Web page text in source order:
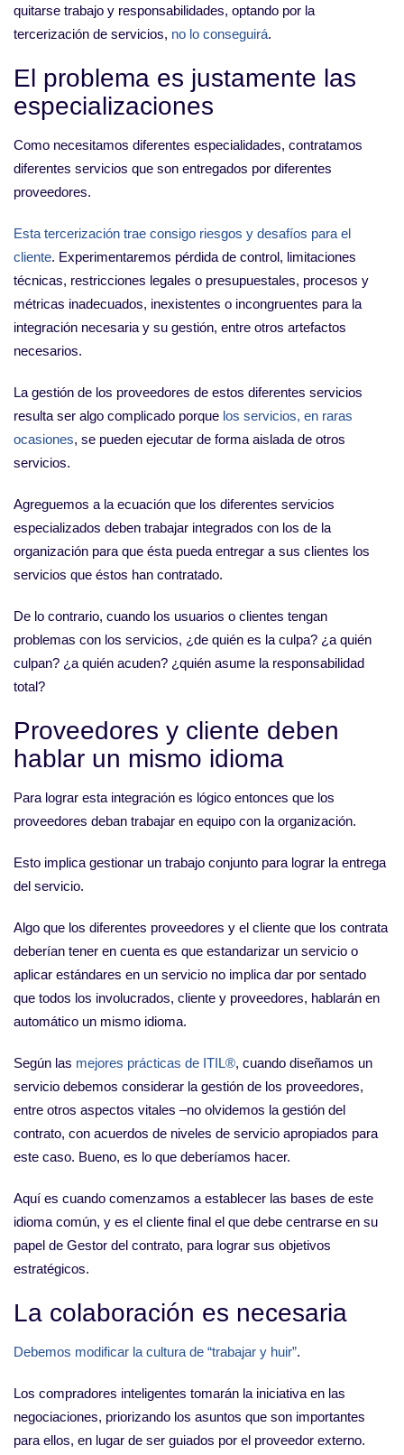
quitarse trabajo y responsabilidades, optando por la
tercerización de servicios, no lo conseguirá.
El problema es justamente las
especializaciones
Como necesitamos diferentes especialidades, contratamos
diferentes servicios que son entregados por diferentes
proveedores.
Esta tercerización trae consigo riesgos y desafíos para el
cliente. Experimentaremos pérdida de control, limitaciones
técnicas, restricciones legales o presupuestales, procesos y
métricas inadecuados, inexistentes o incongruentes para la
integración necesaria y su gestión, entre otros artefactos
necesarios.
La gestión de los proveedores de estos diferentes servicios
resulta ser algo complicado porque los servicios, en raras
ocasiones, se pueden ejecutar de forma aislada de otros
servicios.
Agreguemos a la ecuación que los diferentes servicios
especializados deben trabajar integrados con los de la
organización para que ésta pueda entregar a sus clientes los
servicios que éstos han contratado.
De lo contrario, cuando los usuarios o clientes tengan
problemas con los servicios, ¿de quién es la culpa? ¿a quién
culpan? ¿a quién acuden? ¿quién asume la responsabilidad
total?
Proveedores y cliente deben
hablar un mismo idioma
Para lograr esta integración es lógico entonces que los
proveedores deban trabajar en equipo con la organización.
Esto implica gestionar un trabajo conjunto para lograr la entrega
del servicio.
Algo que los diferentes proveedores y el cliente que los contrata
deberían tener en cuenta es que estandarizar un servicio o
aplicar estándares en un servicio no implica dar por sentado
que todos los involucrados, cliente y proveedores, hablarán en
automático un mismo idioma.
Según las mejores prácticas de ITIL®, cuando diseñamos un
servicio debemos considerar la gestión de los proveedores,
entre otros aspectos vitales –no olvidemos la gestión del
contrato, con acuerdos de niveles de servicio apropiados para
este caso. Bueno, es lo que deberíamos hacer.
Aquí es cuando comenzamos a establecer las bases de este
idioma común, y es el cliente final el que debe centrarse en su
papel de Gestor del contrato, para lograr sus objetivos
estratégicos.
La colaboración es necesaria
Debemos modificar la cultura de “trabajar y huir”.
Los compradores inteligentes tomarán la iniciativa en las
negociaciones, priorizando los asuntos que son importantes
para ellos, en lugar de ser guiados por el proveedor externo.